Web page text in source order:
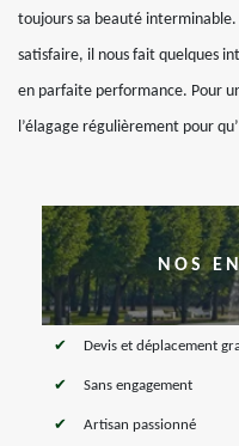
toujours sa beauté interminable.
satisfaire, il nous fait quelques
en parfaite performance. Pour
l’élagage régulièrement pour
NOS
Devis et déplacement
Sans engagement
Artisan passionné